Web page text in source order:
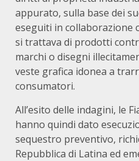
appurato, sulla base dei
eseguiti in collaborazione
si trattava di prodotti
marchi o disegni
veste grafica idonea a
consumatori.
All’esito delle indagini, le
hanno quindi dato
sequestro preventivo,
Repubblica di Latina ed